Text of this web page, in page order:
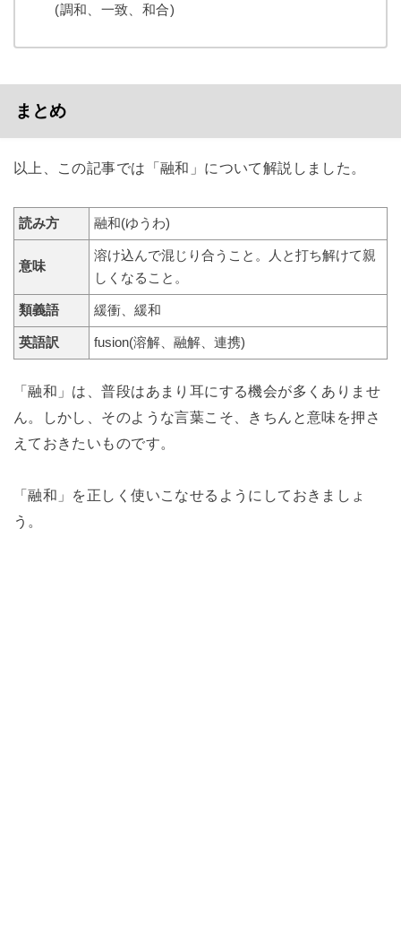
(調和、一致、和合)
まとめ
以上、この記事では「融和」について解説しました。
読み方 融和(ゆうわ)
意味
溶け込んで混じり合うこと。人と打ち解けて親
しくなること。
類義語 緩衝、緩和
英語訳 fusion(溶解、融解、連携)
「融和」は、普段はあまり耳にする機会が多くありませ
ん。しかし、そのような言葉こそ、きちんと意味を押さ
えておきたいものです。
「融和」を正しく使いこなせるようにしておきましょ
う。